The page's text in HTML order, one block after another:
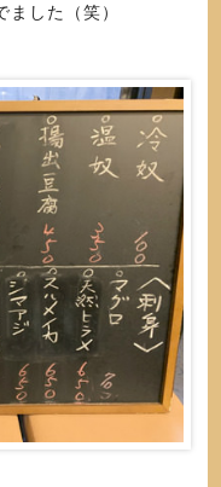
した（笑）